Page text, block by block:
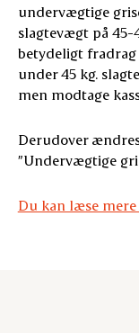
undervægtige
slagtevægt på 45-
betydeligt
under 45 kg.
men modtage
Derudover
”Undervægtige
Du kan læse